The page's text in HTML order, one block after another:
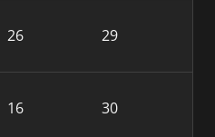
26 29
16 30